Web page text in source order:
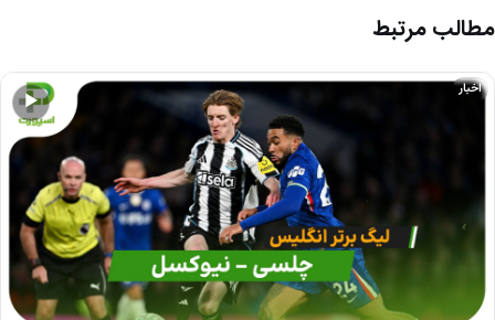
مطالب مرتبط
▶
اخبار